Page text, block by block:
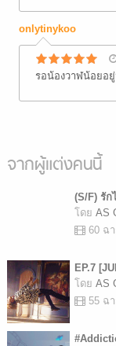
onlytinykoo
รอน้องวาฬน้อยอ
จากผู้แต่งคนนี้
(S/F) รัก
โดย AS
60 ฉ
EP.7
โดย AS
55 ฉ